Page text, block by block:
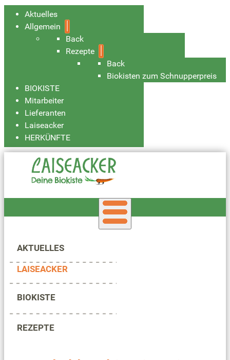
Aktuelles
Allgemein
Back
Rezepte
Back
Biokisten zum Schnupperpreis
BIOKISTE
Mitarbeiter
Lieferanten
Laiseacker
HERKÜNFTE
AKTUELLES
LAISEACKER
BIOKISTE
REZEPTE